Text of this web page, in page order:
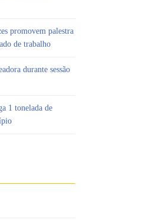
promovem palestra
de trabalho
durante sessão
1 tonelada de